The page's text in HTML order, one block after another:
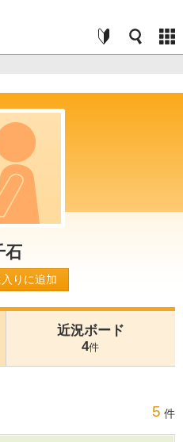
石
りに追加
近況ボード
4件
5 件